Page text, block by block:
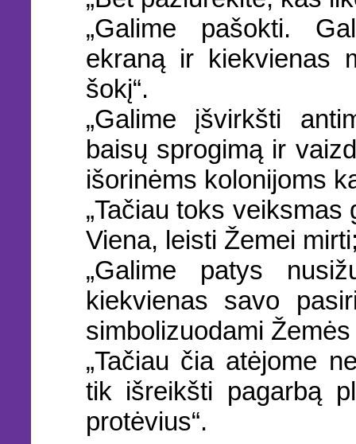
„Galime pašokti.
ekraną ir kiekvienas
šokį“.
„Galime įšvirkšti
baisų sprogimą ir
išorinėms kolonijoms
„Tačiau toks
Viena, leisti Žemei
„Galime patys
kiekvienas savo
simbolizuodami Žemės
„Tačiau čia atėjome
tik išreikšti pagarbą
protėvius“.